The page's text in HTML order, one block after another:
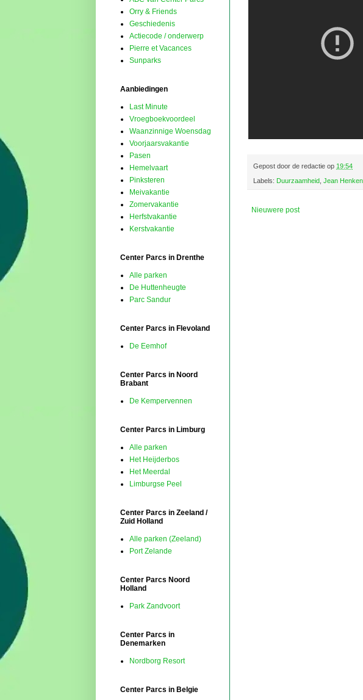
Gepost door de redactie op 19:54
Labels: Duurzaamheid Jean
Nieuwere post
Orry & Friends
Geschiedenis
Actiecode / onderwerp
Pierre et Vacances
Sunparks
Aanbiedingen
Last Minute
Vroegboekvoordeel
Waanzinnige Woensdag
Voorjaarsvakantie
Pasen
Hemelvaart
Pinksteren
Meivakantie
Zomervakantie
Herfstvakantie
Kerstvakantie
Center Parcs in Drenthe
Alle parken
De Huttenheugte
Parc Sandur
Center Parcs in Flevoland
De Eemhof
Center Parcs in Noord
Brabant
De Kempervennen
Center Parcs in Limburg
Alle parken
Het Heijderbos
Het Meerdal
Limburgse Peel
Center Parcs in Zeeland /
Zuid Holland
Alle parken (Zeeland)
Port Zelande
Center Parcs Noord
Holland
Park Zandvoort
Center Parcs in
Denemarken
Nordborg Resort
Center Parcs in Belgie